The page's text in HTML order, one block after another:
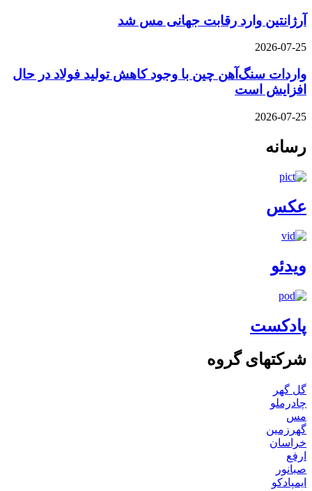
آرژانتین وارد رقابت جهانی مس شد
2026-07-25
واردات سنگ‌آهن چین با وجود کاهش تولید فولاد در حال
افزایش است
2026-07-25
رسانه
عکس
ویدئو
پادکست
شرکتهای گروه
گل گهر
چادرملو
مس
گهرزمین
خراسان
ارفع
صبانور
ایمپادکو